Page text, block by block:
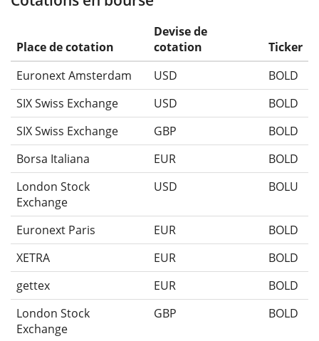
Place de cotation
Devise de
cotation
Ticker
Euronext Amsterdam
USD
BOLD
SIX Swiss Exchange
USD
BOLD
SIX Swiss Exchange
GBP
BOLD
Borsa Italiana
EUR
BOLD
London Stock
Exchange
USD BOLU
Euronext Paris EUR
BOLD
XETRA
EUR
BOLD
gettex
EUR
BOLD
London Stock
Exchange
GBP BOLD